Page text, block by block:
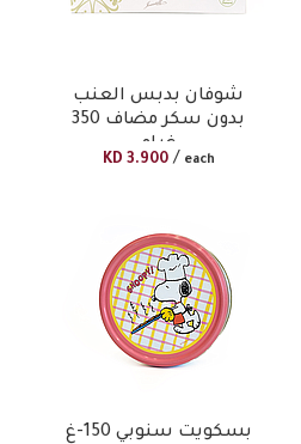
شوفان بدبس العنب
بدون سكر مضاف 350
غرام
KD 3.900 / each
بسكويت سنوبي 150-غ